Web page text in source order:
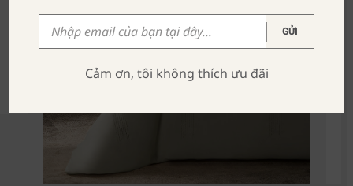
GỬI
Cảm ơn, tôi không thích ưu đãi